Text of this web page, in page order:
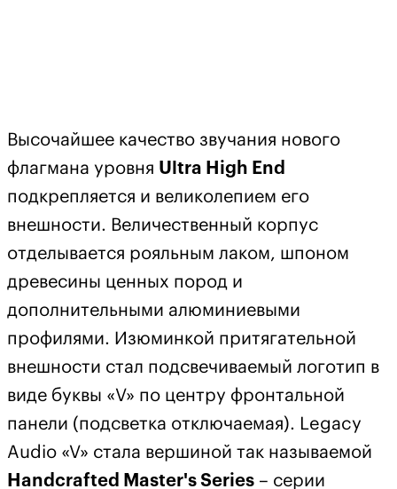
Высочайшее качество звучания нового
флагмана уровня Ultra High End
подкрепляется и великолепием его
внешности. Величественный корпус
отделывается рояльным лаком, шпоном
древесины ценных пород и
дополнительными алюминиевыми
профилями. Изюминкой притягательной
внешности стал подсвечиваемый логотип в
виде буквы «V» по центру фронтальной
панели (подсветка отключаемая). Legacy
Audio «V» стала вершиной так называемой
Handcrafted Master's Series – серии